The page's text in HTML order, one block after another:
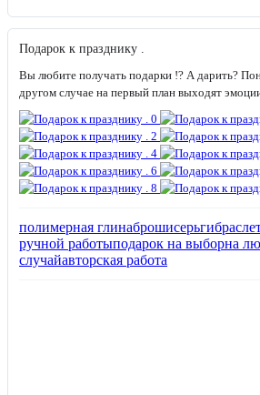
Подарок к празднику .
Вы любите получать подарки !? А дарить?
другом случае на первый план выходят
полимерная глинаброшисерьги
ручной работыподарок на выборна
случайавторская работа